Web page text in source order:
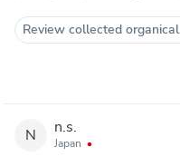
Review collected
N n.s.
Japan